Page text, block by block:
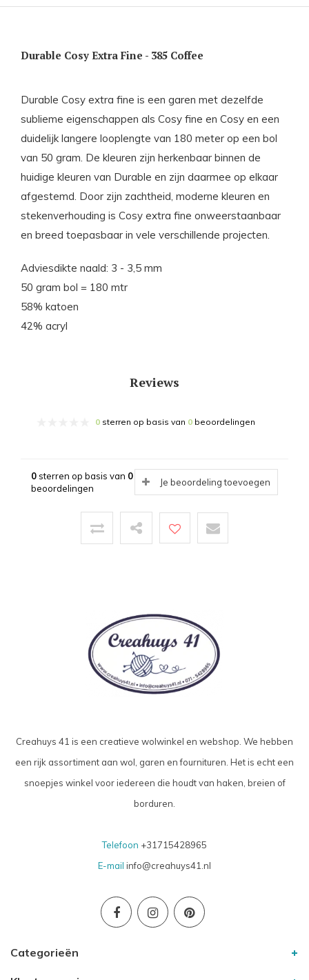
Durable Cosy Extra Fine - 385 Coffee
Durable Cosy extra fine is een garen met dezelfde
sublieme eigenschappen als Cosy fine en Cosy en een
duidelijk langere looplengte van 180 meter op een bol
van 50 gram. De kleuren zijn herkenbaar binnen de
huidige kleuren van Durable en zijn daarmee op elkaar
afgestemd. Door zijn zachtheid, moderne kleuren en
stekenverhouding is Cosy extra fine onweerstaanbaar
en breed toepasbaar in vele verschillende projecten.
Adviesdikte naald: 3 - 3,5 mm
50 gram bol = 180 mtr
58% katoen
42% acryl
Reviews
0 sterren op basis van 0 beoordelingen
0sterren op basis van 0
beoordelingen
Je beoordeling toevoegen
Creahuys 41 is een creatieve wolwinkel en webshop. We hebben
een rijk assortiment aan wol, garen en fournituren. Het is echt een
snoepjes winkel voor iedereen die houdt van haken, breien of
borduren.
Telefoon +31715428965
E-mail info@creahuys41.nl
Categorieën